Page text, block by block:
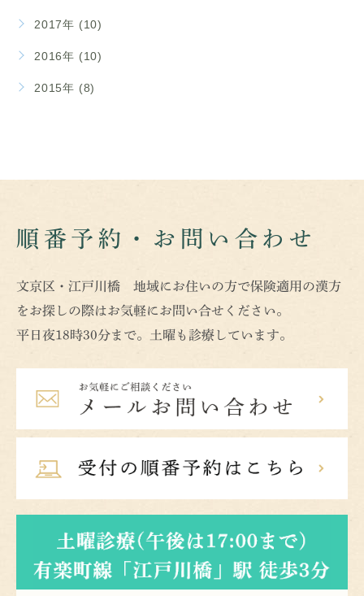
2017年 (10)
2016年 (10)
2015年 (8)
順番予約・お問い合わせ
文京区・江戸川橋 地域にお住いの方で保険適用の漢方
をお探しの際はお気軽にお問い合せください。
平日夜18時30分まで。土曜も診療しています。